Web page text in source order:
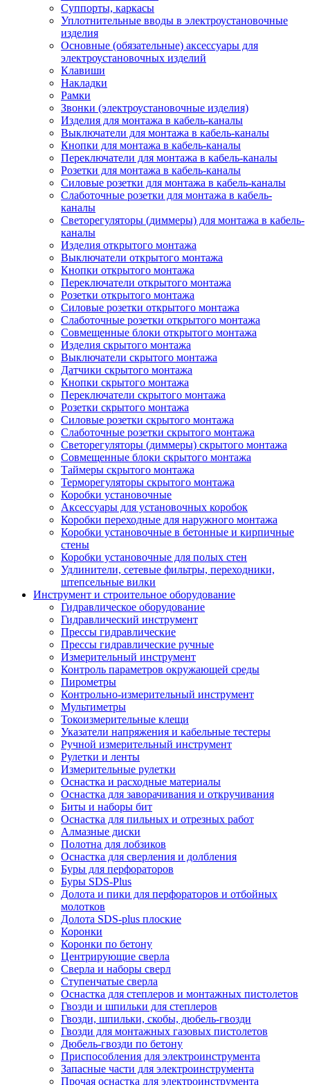
Суппорты, каркасы
Уплотнительные вводы в электроустановочные
изделия
Основные (обязательные) аксессуары для
электроустановочных изделий
Клавиши
Накладки
Рамки
Звонки (электроустановочные изделия)
Изделия для монтажа в кабель-каналы
Выключатели для монтажа в кабель-каналы
Кнопки для монтажа в кабель-каналы
Переключатели для монтажа в кабель-каналы
Розетки для монтажа в кабель-каналы
Силовые розетки для монтажа в кабель-каналы
Слаботочные розетки для монтажа в кабель-
каналы
Светорегуляторы (диммеры) для монтажа в кабель-
каналы
Изделия открытого монтажа
Выключатели открытого монтажа
Кнопки открытого монтажа
Переключатели открытого монтажа
Розетки открытого монтажа
Силовые розетки открытого монтажа
Слаботочные розетки открытого монтажа
Совмещенные блоки открытого монтажа
Изделия скрытого монтажа
Выключатели скрытого монтажа
Датчики скрытого монтажа
Кнопки скрытого монтажа
Переключатели скрытого монтажа
Розетки скрытого монтажа
Силовые розетки скрытого монтажа
Слаботочные розетки скрытого монтажа
Светорегуляторы (диммеры) скрытого монтажа
Совмещенные блоки скрытого монтажа
Таймеры скрытого монтажа
Терморегуляторы скрытого монтажа
Коробки установочные
Аксессуары для установочных коробок
Коробки переходные для наружного монтажа
Коробки установочные в бетонные и кирпичные
стены
Коробки установочные для полых стен
Удлинители, сетевые фильтры, переходники,
штепсельные вилки
Инструмент и строительное оборудование
Гидравлическое оборудование
Гидравлический инструмент
Прессы гидравлические
Прессы гидравлические ручные
Измерительный инструмент
Контроль параметров окружающей среды
Пирометры
Контрольно-измерительный инструмент
Мультиметры
Токоизмерительные клещи
Указатели напряжения и кабельные тестеры
Ручной измерительный инструмент
Рулетки и ленты
Измерительные рулетки
Оснастка и расходные материалы
Оснастка для заворачивания и откручивания
Биты и наборы бит
Оснастка для пильных и отрезных работ
Алмазные диски
Полотна для лобзиков
Оснастка для сверления и долбления
Буры для перфораторов
Буры SDS-Plus
Долота и пики для перфораторов и отбойных
молотков
Долота SDS-plus плоские
Коронки
Коронки по бетону
Центрирующие сверла
Сверла и наборы сверл
Ступенчатые сверла
Оснастка для степлеров и монтажных пистолетов
Гвозди и шпильки для степлеров
Гвозди, шпильки, скобы, дюбель-гвозди
Гвозди для монтажных газовых пистолетов
Дюбель-гвозди по бетону
Приспособления для электроинструмента
Запасные части для электроинструмента
Прочая оснастка для электроинструмента